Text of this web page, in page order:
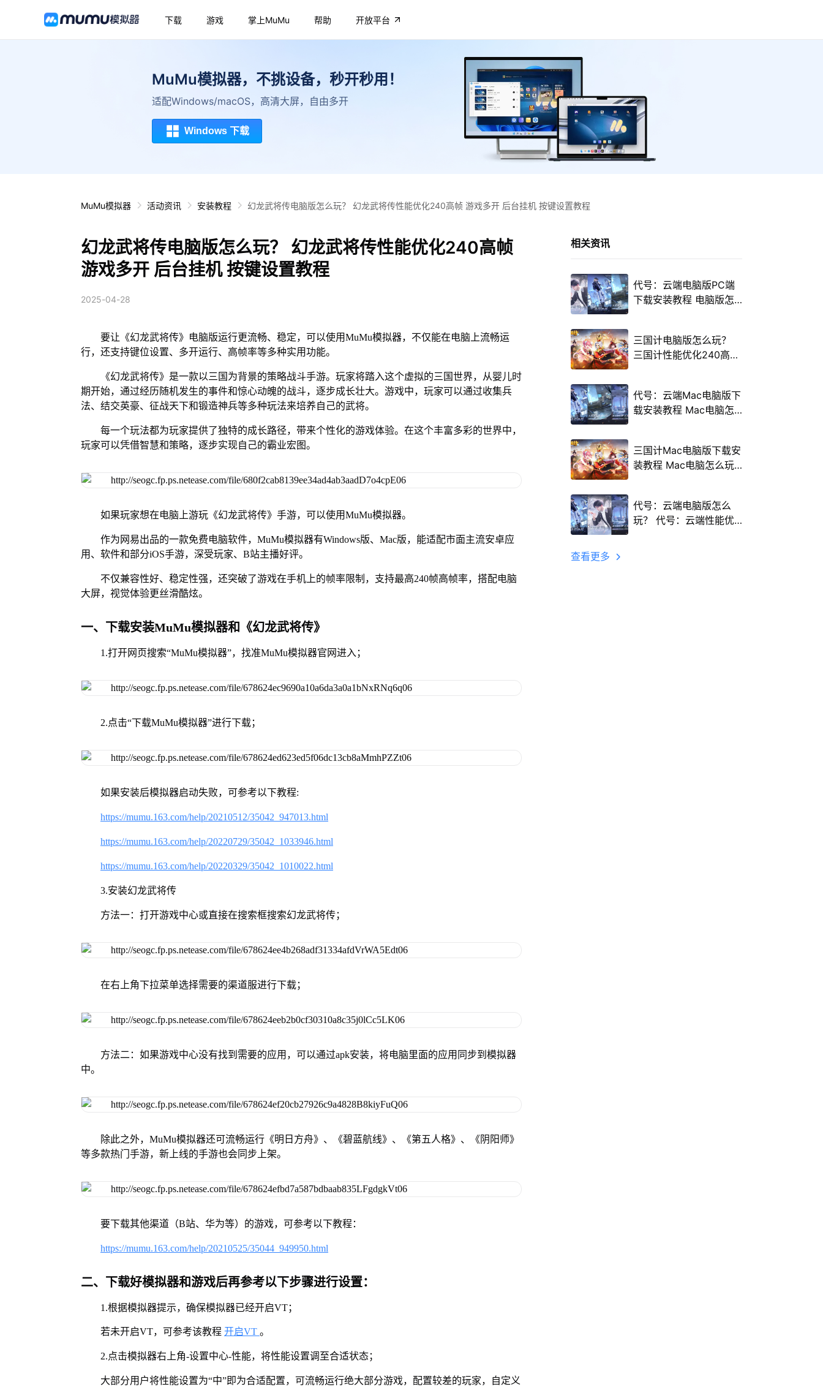
下载 游戏 掌上MuMu 帮助 开放平台
MuMu模拟器，不挑设备，秒开秒用！
适配Windows/macOS，高清大屏，自由多开
Windows 下载
MuMu模拟器 活动资讯 安装教程 幻龙武将传电脑版怎么玩？ 幻龙武将传性能优化240高帧 游戏多开 后台挂机 按键设置教程
幻龙武将传电脑版怎么玩？ 幻龙武将传性能优化240高帧
游戏多开 后台挂机 按键设置教程
2025-04-28
要让《幻龙武将传》电脑版运行更流畅、稳定，可以使用MuMu模拟器，不仅能在电脑上流畅运
行，还支持键位设置、多开运行、高帧率等多种实用功能。
《幻龙武将传》是一款以三国为背景的策略战斗手游。玩家将踏入这个虚拟的三国世界，从婴儿时
期开始，通过经历随机发生的事件和惊心动魄的战斗，逐步成长壮大。游戏中，玩家可以通过收集兵
法、结交英豪、征战天下和锻造神兵等多种玩法来培养自己的武将。
每一个玩法都为玩家提供了独特的成长路径，带来个性化的游戏体验。在这个丰富多彩的世界中，
玩家可以凭借智慧和策略，逐步实现自己的霸业宏图。
如果玩家想在电脑上游玩《幻龙武将传》手游，可以使用MuMu模拟器。
作为网易出品的一款免费电脑软件，MuMu模拟器有Windows版、Mac版，能适配市面主流安卓应
用、软件和部分iOS手游，深受玩家、B站主播好评。
不仅兼容性好、稳定性强，还突破了游戏在手机上的帧率限制，支持最高240帧高帧率，搭配电脑
大屏，视觉体验更丝滑酷炫。
一、下载安装MuMu模拟器和《幻龙武将传》
1.打开网页搜索“MuMu模拟器”，找准MuMu模拟器官网进入；
2.点击“下载MuMu模拟器”进行下载；
如果安装后模拟器启动失败，可参考以下教程:
https://mumu.163.com/help/20210512/35042_947013.html
https://mumu.163.com/help/20220729/35042_1033946.html
https://mumu.163.com/help/20220329/35042_1010022.html
3.安装幻龙武将传
方法一：打开游戏中心或直接在搜索框搜索幻龙武将传；
在右上角下拉菜单选择需要的渠道服进行下载；
方法二：如果游戏中心没有找到需要的应用，可以通过apk安装，将电脑里面的应用同步到模拟器
中。
除此之外，MuMu模拟器还可流畅运行《明日方舟》、《碧蓝航线》、《第五人格》、《阴阳师》
等多款热门手游，新上线的手游也会同步上架。
要下载其他渠道（B站、华为等）的游戏，可参考以下教程：
https://mumu.163.com/help/20210525/35044_949950.html
二、下载好模拟器和游戏后再参考以下步骤进行设置：
1.根据模拟器提示，确保模拟器已经开启VT；
若未开启VT，可参考该教程 开启VT 。
2.点击模拟器右上角-设置中心-性能，将性能设置调至合适状态；
大部分用户将性能设置为“中”即为合适配置，可流畅运行绝大部分游戏，配置较差的玩家，自定义
相关资讯
代号：云端电脑版PC端
下载安装教程 电脑版怎
三国计电脑版怎么玩？
三国计性能优化240高帧
代号：云端Mac电脑版下
载安装教程 Mac电脑怎
三国计Mac电脑版下载安
装教程 Mac电脑怎么玩
代号：云端电脑版怎么
玩？ 代号：云端性能优
查看更多